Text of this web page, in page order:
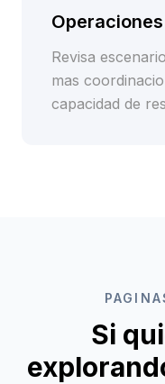
Revisa
mas
capacidad de
Si